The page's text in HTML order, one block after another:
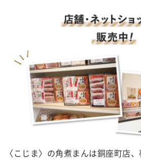
〈こじま〉の角煮まんは銅座町店